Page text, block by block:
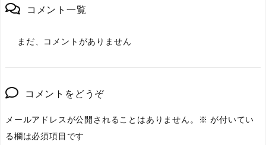
コメント一覧
まだ、コメントがありません
コメントをどうぞ
メールアドレスが公開されることはありません。 ※ が付いてい
る欄は必須項目です